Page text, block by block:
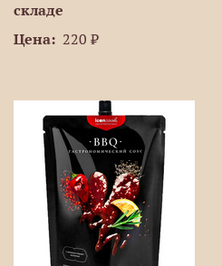
складе
Цена: 220 ₽